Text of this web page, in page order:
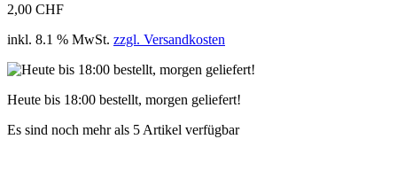
2,00 CHF
inkl. 8.1 % MwSt. zzgl. Versandkosten
Heute bis 18:00 bestellt, morgen geliefert!
Es sind noch mehr als 5 Artikel verfügbar